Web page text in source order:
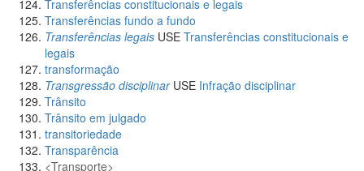
Transferências constitucionais e legais
Transferências fundo a fundo
Transferências legais USE Transferências constitucionais e
legais
transformação
Transgressão disciplinarUSE Infração disciplinar
Trânsito
Trânsito em julgado
transitoriedade
Transparência
Transporte